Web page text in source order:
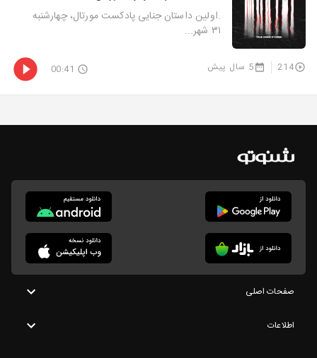
.اولین داستان جنایی پادکست مورتال، چهارشنبه
۳۱ شهر...
214 5 سال پیش 00:41
صفحات اصلی
اطلاعات